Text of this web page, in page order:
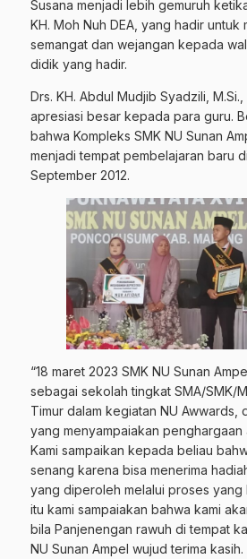
Susana menjadi lebih gemuruh
KH. Moh Nuh DEA, yang hadir untuk
semangat dan wejangan kepada
didik yang hadir.
Drs. KH. Abdul Mudjib Syadzili,
apresiasi besar kepada para guru.
bahwa Kompleks SMK NU Sunan
menjadi tempat pembelajaran baru
September 2012.
“18 maret 2023 SMK NU Sunan
sebagai sekolah tingkat SMA/SMK/
Timur dalam kegiatan NU Awwards,
yang menyampaiakan penghargaan
Kami sampaikan kepada beliau
senang karena bisa menerima
yang diperoleh melalui proses yang
itu kami sampaiakan bahwa kami
bila Panjenengan rawuh di tempat
NU Sunan Ampel wujud terima kasih.